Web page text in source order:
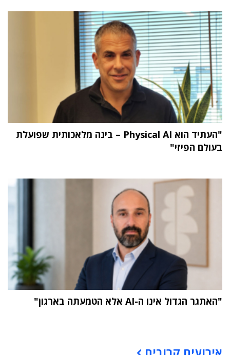
"העתיד הוא Physical AI – בינה מלאכותית שפועלת
בעולם הפיזי"
"האתגר הגדול אינו ה-AI אלא הטמעתה בארגון"
אירועים קרובים